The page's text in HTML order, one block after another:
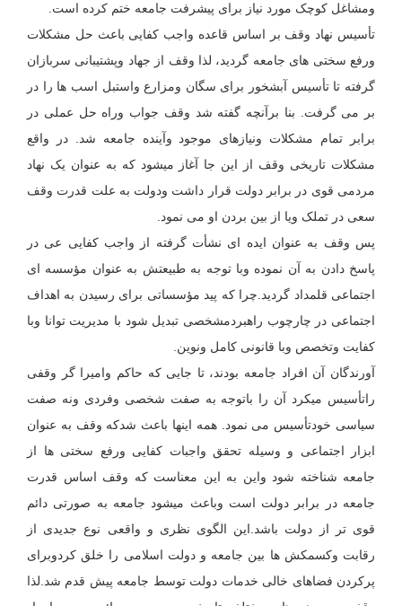
ومشاغل کوچک مورد نیاز برای پیشرفت جامعه ختم کرده است.
تأسیس نهاد وقف بر اساس قاعده واجب کفایی باعث حل مشکلات
ورفع سختی های جامعه گردید، لذا وقف از جهاد وپشتیبانی سربازان
گرفته تا تأسیس آبشخور برای سگان ومزارع واستبل اسب ها را در
بر می گرفت. بنا برآنچه گفته شد وقف جواب وراه حل عملی در
برابر تمام مشکلات ونیازهای موجود وآینده جامعه شد. در واقع
مشکلات تاریخی وقف از این جا آغاز میشود که به عنوان یک نهاد
مردمی قوی در برابر دولت قرار داشت ودولت به علت قدرت وقف
سعی در تملک ویا از بین بردن او می نمود.
پس وقف به عنوان ایده ای نشأت گرفته از واجب کفایی عی در
پاسخ دادن به آن نموده وبا توجه به طبیعتش به عنوان مؤسسه ای
اجتماعی قلمداد گردید.چرا که پید مؤسساتی برای رسیدن به اهداف
اجتماعی در چارچوب راهبردمشخصی تبدیل شود با مدیریت توانا وبا
کفایت وتخصص وبا قانونی کامل ونوین.
آورندگان آن افراد جامعه بودند، تا جایی که حاکم وامیرا گر وقفی
راتأسیس میکرد آن را باتوجه به صفت شخصی وفردی ونه صفت
سیاسی خودتأسیس می نمود. همه اینها باعث شدکه وقف به عنوان
ابزار اجتماعی و وسیله تحقق واجبات کفایی ورفع سختی ها از
جامعه شناخته شود واین به این معناست که وقف اساس قدرت
جامعه در برابر دولت است وباعث میشود جامعه به صورتی دائم
قوی تر از دولت باشد.این الگوی نظری و واقعی نوع جدیدی از
رقابت وکسمکش ها بین جامعه و دولت اسلامی را خلق کردوبرای
پرکردن فضاهای خالی خدمات دولت توسط جامعه پیش قدم شد.لذا